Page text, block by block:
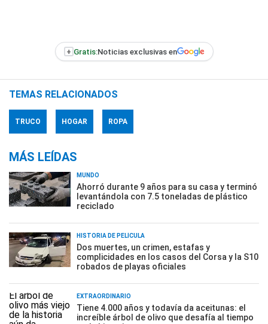
+ Gratis:Noticias exclusivas en
TEMAS RELACIONADOS
TRUCO HOGAR ROPA
MÁS LEÍDAS
MUNDO
Ahorró durante 9 años para su casa y terminó
levantándola con 7.5 toneladas de plástico
reciclado
HISTORIA DE PELÍCULA
Dos muertes, un crimen, estafas y
complicidades en los casos del Corsa y la S10
robados de playas oficiales
EXTRAORDINARIO
Tiene 4.000 años y todavía da aceitunas: el
increíble árbol de olivo que desafía al tiempo